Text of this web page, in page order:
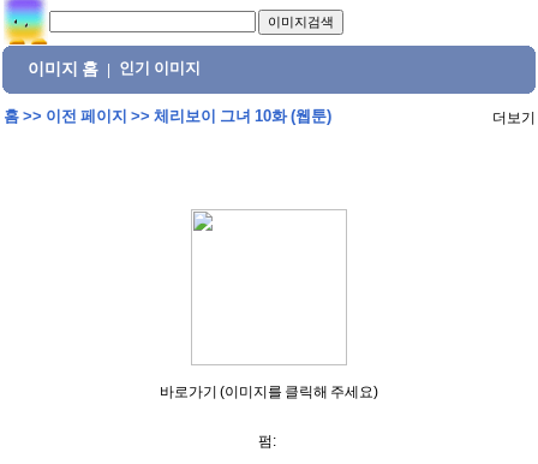
이미지 홈 인기 이미지
홈>> 이전 페이지 >> 체리보이 그녀 10화 (웹툰) 더보기
바로가기 (이미지를 클릭해 주세요)
펌: